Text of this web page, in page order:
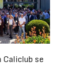
Caliclub se